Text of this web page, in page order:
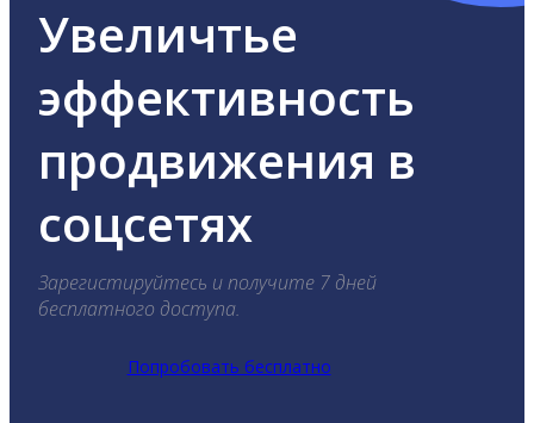
Увеличтье
эффективность
продвижения в
соцсетях
Зарегистируйтесь и получите 7 дней
бесплатного доступа.
Попробовать бесплатно